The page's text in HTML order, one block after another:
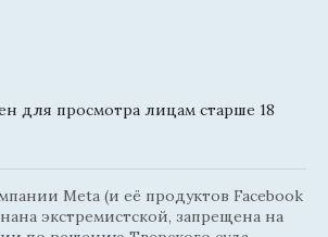
для просмотра лицам старше 18
Meta (и её продуктов Facebook
экстремистской, запрещена на